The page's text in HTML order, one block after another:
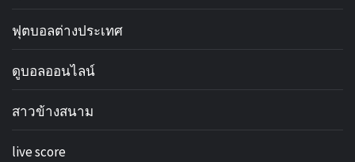
ฟุตบอลต่างประเทศ
ดูบอลออนไลน์
สาวข้างสนาม
live score